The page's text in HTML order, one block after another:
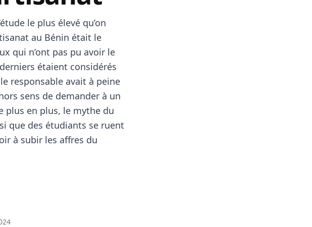
le plus élevé qu’on
au Bénin était le
qui n’ont pas pu avoir le
étaient considérés
responsable avait à peine
sens de demander à un
plus en plus, le mythe du
que des étudiants se ruent
à subir les affres du